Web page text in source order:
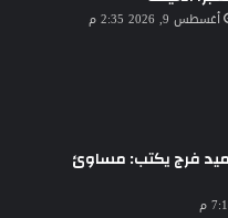
أغسطس 9, 2026 2:35 م
فرج يكتب: مساوئ